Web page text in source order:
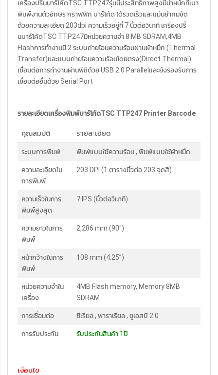
เครื่องปริ้นบาร์โค้ดTSC TTP247รุ่นนี้ประสิทธิภาพสูงมีน้ำหนักที่เบา
พิมพ์งานตัวอักษร กราฟฟิก บาร์โค้ด ได้รวดเร็วและแม่นยำคมชัด
ด้วยความละเอียด 203dpi ความเร็วอยู่ที่ 7 นิ้วต่อวินาที เครื่องปริ้
นบาร์โค้ดTSC TTP247มีหน่วยความจำ 8 MB SDRAM,4MB
Flashการทำงานมี 2 ระบบถ่ายโอนความร้อนผ่านผ้าหมึก (Thermal
Transfer)และแบบถ่ายโอนความร้อนโดยตรง(Direct Thermal)
เชื่อมต่อการทำงานผ่านพีซีด้วย USB 2.0 Parallelและยังรองรับการ
เชื่อมต่ออื่นด้วย Serial Port
รายละเอียดเครื่องพิมพ์บาร์โค้ดTSC TTP247 Printer Barcode
คุณสมบัติ รายละเอียด
ระบบการพิมพ์ พิมพ์แบบใช้ความร้อน , พิมพ์แบบใช้ผ้าหมึก
ความละเอียดใน
การพิมพ์
203 DPI (1 ตารางนิ้วต่อ 203 จุดสี)
ความเร็วในการ
พิมพ์สูงสุด
7 IPS (นิ้วต่อวินาที)
ความยาวในการ
พิมพ์
2,286 mm (90")
หน้ากว้างในการ
พิมพ์
108 mm (4.25”)
หน่วยความจำใน
เครื่อง
4MB Flash memory, Memory 8MB
SDRAM
การเชื่อมต่อ ซีเรียล , พาราเรียล , ยูเอสบี 2.0
การรับประกัน รับประกันสินค้า 1ปี
เงื่อนไข :